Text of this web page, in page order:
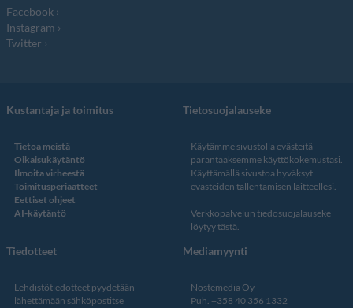
Facebook
Instagram
Twitter
Kustantaja ja toimitus
Tietoa meistä
Oikaisukäytäntö
Ilmoita virheestä
Toimitusperiaatteet
Eettiset ohjeet
AI-käytäntö
Tietosuojalauseke
Käytämme sivustolla evästeitä
parantaaksemme käyttökokemustasi.
Käyttämällä sivustoa hyväksyt
evästeiden tallentamisen laitteellesi.
Verkkopalvelun tiedosuojalauseke
löytyy tästä
Tiedotteet
Lehdistötiedotteet pyydetään
lähettämään sähköpostitse
Mediamyynti
Nostemedia Oy
Puh. +358 40 356 1332